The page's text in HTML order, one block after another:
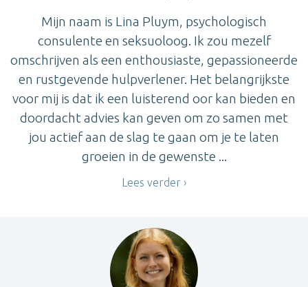
Mijn naam is Lina Pluym, psychologisch
consulente en seksuoloog. Ik zou mezelf
omschrijven als een enthousiaste, gepassioneerde
en rustgevende hulpverlener. Het belangrijkste
voor mij is dat ik een luisterend oor kan bieden en
doordacht advies kan geven om zo samen met
jou actief aan de slag te gaan om je te laten
groeien in de gewenste ...
Lees verder